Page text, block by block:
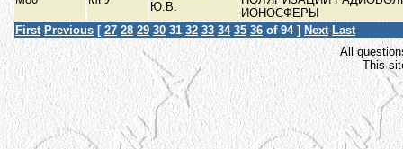
Ю.В.
ИОНОСФЕРЫ
First Previous [ 27 28 29 30 31 32 33 34 35 36 of 94 ] Next Last
All
This